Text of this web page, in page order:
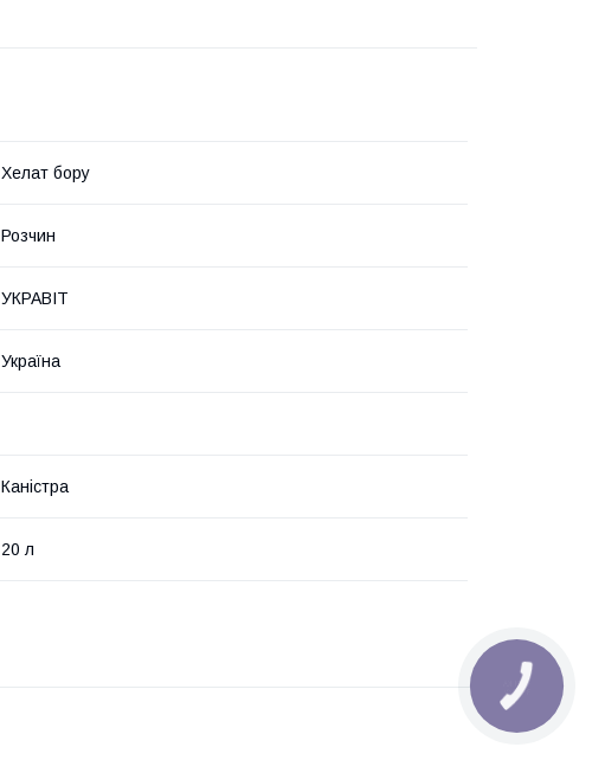
Хелат бору
Розчин
УКРАВІТ
Україна
Каністра
20 л
КНОПКА
ЗВ'ЯЗКУ